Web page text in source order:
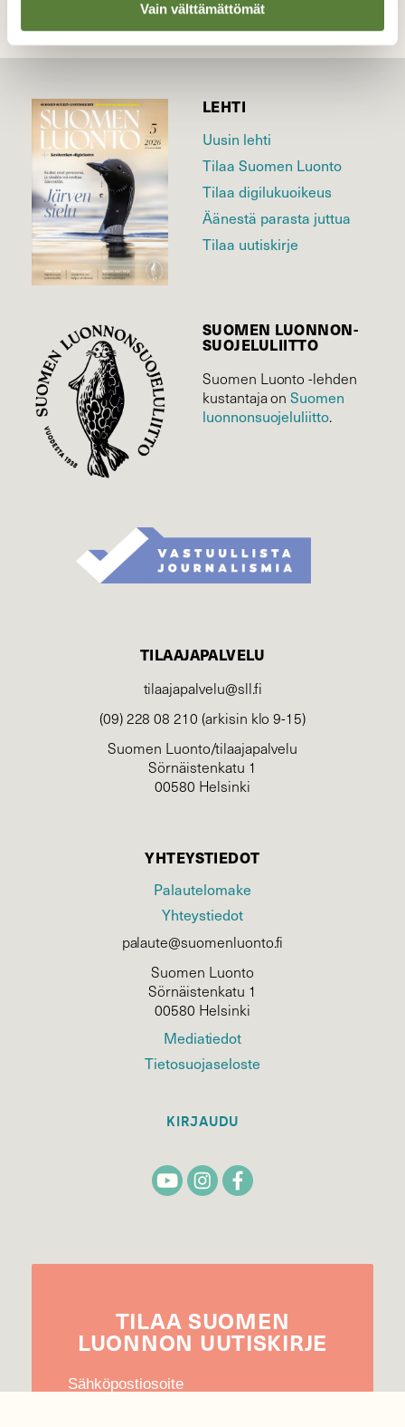
Vain välttämättömät
LEHTI
Uusin lehti
Tilaa Suomen Luonto
Tilaa digilukuoikeus
Äänestä parasta juttua
Tilaa uutiskirje
SUOMEN LUONNON­
SUOJELU­LIITTO
Suomen Luonto -lehden
kustantaja onSuomen
luonnonsuojelu­liitto.
TILAAJAPALVELU
tilaajapalvelu@sll.fi
(09) 228 08 210 (arkisin klo 9-15)
Suomen Luonto/tilaajapalvelu
Sörnäistenkatu 1
00580 Helsinki
YHTEYSTIEDOT
Palautelomake
Yhteystiedot
palaute@suomenluonto.fi
Suomen Luonto
Sörnäistenkatu 1
00580 Helsinki
Mediatiedot
Tietosuojaseloste
KIRJAUDU
TILAA SUOMEN
LUONNON UUTIS­KIRJE
Sähköpostiosoite